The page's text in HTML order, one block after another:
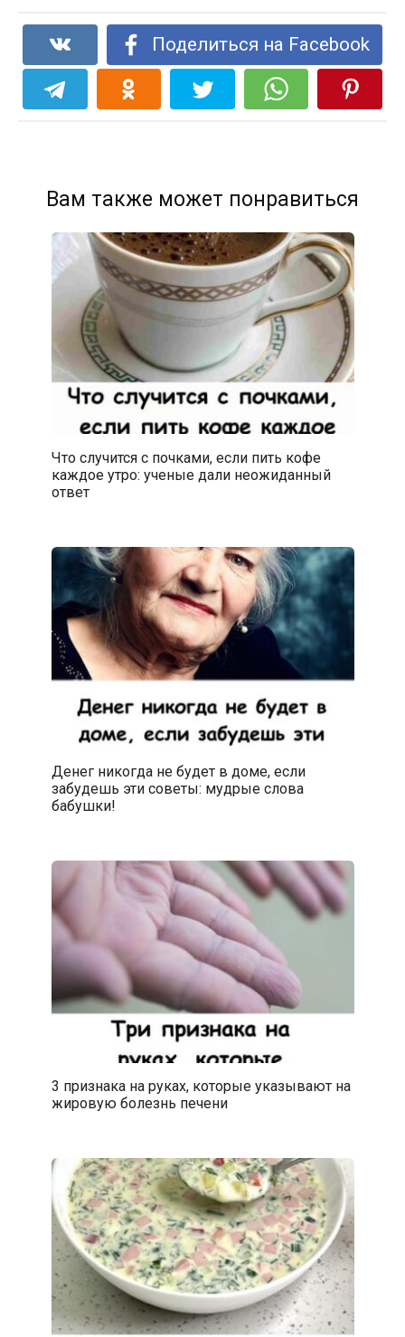
Поделиться на Facebook
Вам также может понравиться
Что случится с почками, если пить кофе
каждое утро: ученые дали неожиданный
ответ
Денег никогда не будет в доме, если
забудешь эти советы: мудрые слова
бабушки!
3 признака на руках, которые указывают на
жировую болезнь печени